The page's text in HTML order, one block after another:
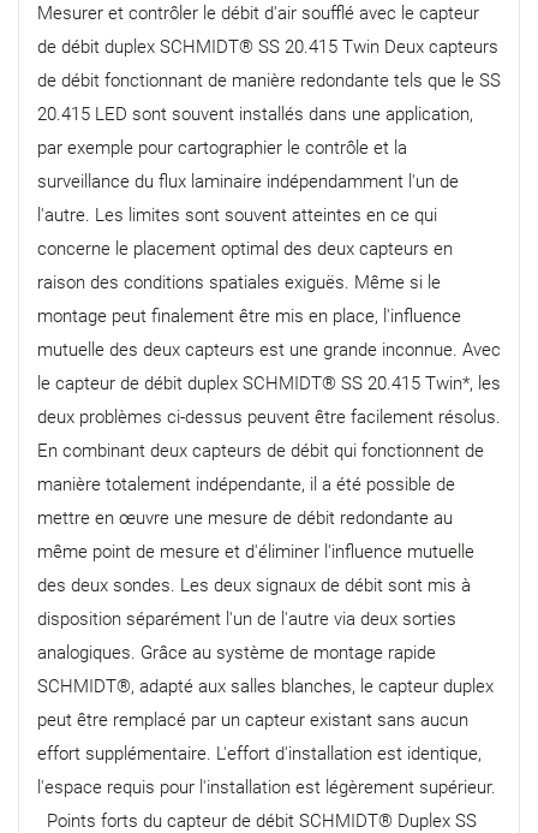
Mesurer et contrôler le débit d'air soufflé avec le capteur
de débit duplex SCHMIDT® SS 20.415 Twin Deux capteurs
de débit fonctionnant de manière redondante tels que le SS
20.415 LED sont souvent installés dans une application,
par exemple pour cartographier le contrôle et la
surveillance du flux laminaire indépendamment l'un de
l'autre. Les limites sont souvent atteintes en ce qui
concerne le placement optimal des deux capteurs en
raison des conditions spatiales exiguës. Même si le
montage peut finalement être mis en place, l'influence
mutuelle des deux capteurs est une grande inconnue. Avec
le capteur de débit duplex SCHMIDT® SS 20.415 Twin*, les
deux problèmes ci-dessus peuvent être facilement résolus.
En combinant deux capteurs de débit qui fonctionnent de
manière totalement indépendante, il a été possible de
mettre en œuvre une mesure de débit redondante au
même point de mesure et d'éliminer l'influence mutuelle
des deux sondes. Les deux signaux de débit sont mis à
disposition séparément l'un de l'autre via deux sorties
analogiques. Grâce au système de montage rapide
SCHMIDT®, adapté aux salles blanches, le capteur duplex
peut être remplacé par un capteur existant sans aucun
effort supplémentaire. L'effort d'installation est identique,
l'espace requis pour l'installation est légèrement supérieur.
Points forts du capteur de débit SCHMIDT® Duplex SS